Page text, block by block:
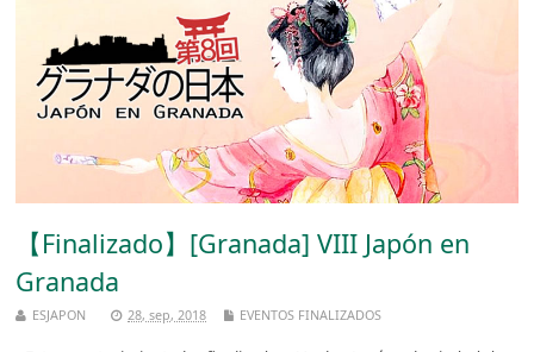
【Finalizado】[Granada] VIII Japón en
Granada
ESJAPON 28, sep, 2018 EVENTOS FINALIZADOS